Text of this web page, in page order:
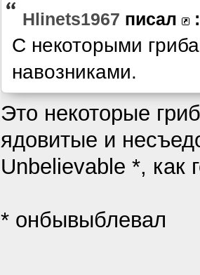
Hlinets1967 писал :
С некоторыми
навозниками.
Это некоторые
ядовитые и
Unbelievable *, как
* онбывыблевал